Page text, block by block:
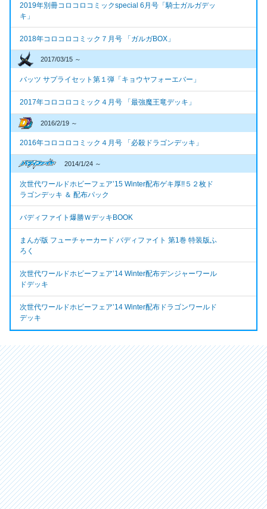
2019年別冊コロコロコミックspecial 6月号「騎士ガルガデッ
キ」
2018年コロコロコミック７月号 「ガルガBOX」
2017/03/15 ～
バッツ サプライセット第１弾「キョウヤフォーエバー」
2017年コロコロコミック４月号 「最強魔王竜デッキ」
2016/2/19 ～
2016年コロコロコミック４月号 「必殺ドラゴンデッキ」
2014/1/24 ～
次世代ワールドホビーフェア’15 Winter配布ゲキ厚!!５２枚ド
ラゴンデッキ ＆ 配布パック
バディファイト爆勝ＷデッキBOOK
まんが版 フューチャーカード バディファイト 第1巻 特装版ふ
ろく
次世代ワールドホビーフェア’14 Winter配布デンジャーワール
ドデッキ
次世代ワールドホビーフェア’14 Winter配布ドラゴンワールド
デッキ